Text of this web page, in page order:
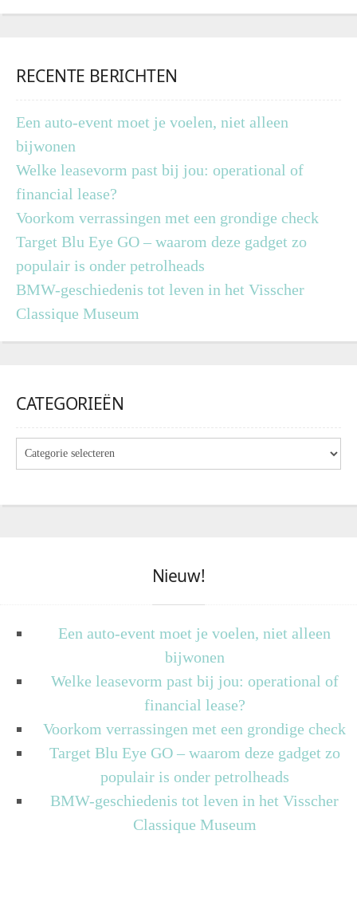
RECENTE BERICHTEN
Een auto-event moet je voelen, niet alleen
bijwonen
Welke leasevorm past bij jou: operational of
financial lease?
Voorkom verrassingen met een grondige check
Target Blu Eye GO – waarom deze gadget zo
populair is onder petrolheads
BMW-geschiedenis tot leven in het Visscher
Classique Museum
CATEGORIEËN
Nieuw!
Een auto-event moet je voelen, niet alleen
bijwonen
Welke leasevorm past bij jou: operational of
financial lease?
Voorkom verrassingen met een grondige check
Target Blu Eye GO – waarom deze gadget zo
populair is onder petrolheads
BMW-geschiedenis tot leven in het Visscher
Classique Museum